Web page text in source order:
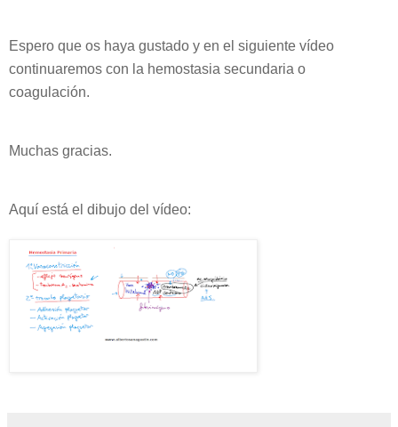
Espero que os haya gustado y en el siguiente vídeo
continuaremos con la hemostasia secundaria o
coagulación.
Muchas gracias.
Aquí está el dibujo del vídeo: